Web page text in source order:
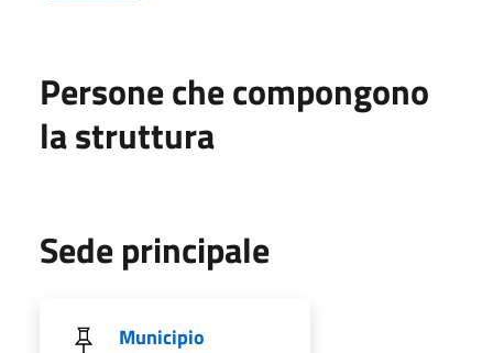
Persone che compongono
la struttura
Sede principale
Municipio